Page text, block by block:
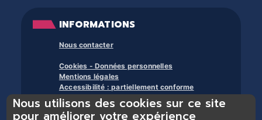
INFORMATIONS
Nous contacter
Cookies - Données personnelles
Mentions légales
Accessibilité : partiellement conforme
À propos des bibliothèques du trente et +
Nous utilisons des cookies sur ce site
pour améliorer votre expérience